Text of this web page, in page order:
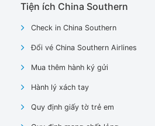
Tiện ích China Southern
Check in China Southern
Đổi vé China Southern Airlines
Mua thêm hành ký gửi
Hành lý xách tay
Quy định giấy tờ trẻ em